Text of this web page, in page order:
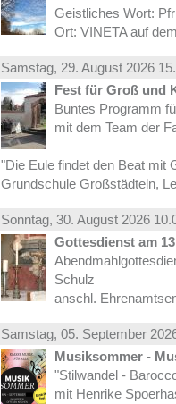
Geistliches Wort:
Ort: VINETA auf
Samstag, 29. August 2026
Fest für Groß und
Buntes Programm
mit dem Team der
"Die Eule findet den Beat mit
Grundschule Großstädteln,
Sonntag, 30. August 2026
Gottesdienst am
Schulz
anschl.
Samstag, 05. September
Musiksommer -
"Stilwandel -
mit Henrike